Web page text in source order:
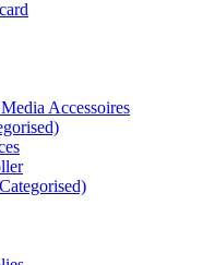
Accessoires